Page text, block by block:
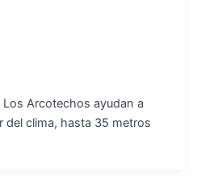
Arcotechos ayudan a
del clima, hasta 35 metros